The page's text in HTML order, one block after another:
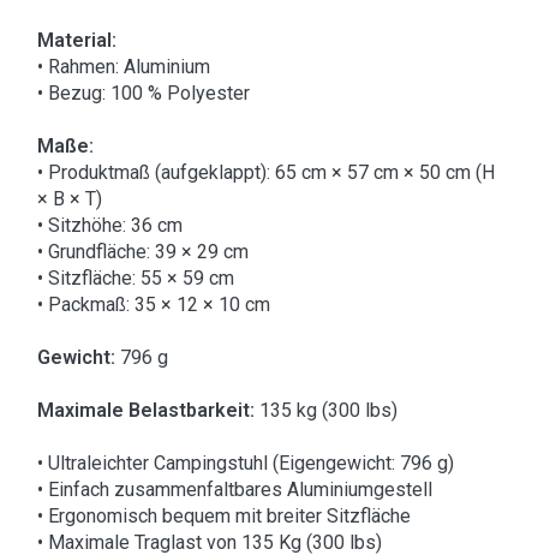
Material:
• Rahmen: Aluminium
• Bezug: 100 % Polyester
Maße:
• Produktmaß (aufgeklappt): 65 cm × 57 cm × 50 cm (H
× B × T)
• Sitzhöhe: 36 cm
• Grundfläche: 39 × 29 cm
• Sitzfläche: 55 × 59 cm
• Packmaß: 35 × 12 × 10 cm
Gewicht: 796 g
Maximale Belastbarkeit: 135 kg (300 lbs)
• Ultraleichter Campingstuhl (Eigengewicht: 796 g)
• Einfach zusammenfaltbares Aluminiumgestell
• Ergonomisch bequem mit breiter Sitzfläche
• Maximale Traglast von 135 Kg (300 lbs)